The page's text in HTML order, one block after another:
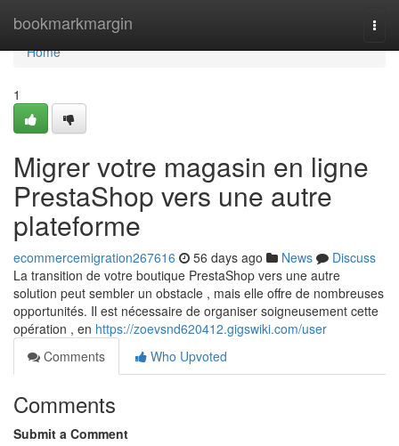
bookmarkmargin
Home
Home
1
Migrer votre magasin en ligne
PrestaShop vers une autre
plateforme
ecommercemigration267616 56 days ago News
Discuss
La transition de votre boutique PrestaShop vers une autre
solution peut sembler un obstacle , mais elle offre de nombreuses
opportunités. Il est nécessaire de organiser soigneusement cette
opération , en https://zoevsnd620412.gigswiki.com/user
Comments
Who Upvoted
Comments
Submit a Comment